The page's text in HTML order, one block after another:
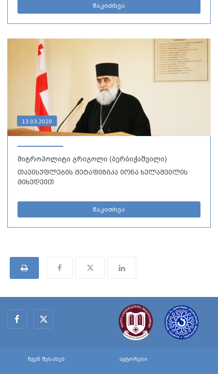
წაკითხვა
13.03.2020
მიტროპოლიტი გრიგოლი (ბერბიჭაშვილი)
თავისუფლების მეტაფიზიკა იონა ხელაშვილის
მიხედვით
წაკითხვა
ჩვენ შესახებ ავტორები